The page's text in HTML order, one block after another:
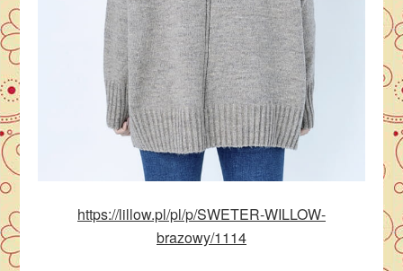
https://lillow.pl/pl/p/SWETER-WILLOW-
brazowy/1114